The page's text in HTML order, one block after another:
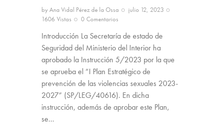
byAna Vidal Pérez de la Ossa
julio 12, 2023
1606 Vistas 0 Comentarios
Introducción La Secretaría de estado de
Seguridad del Ministerio del Interior ha
aprobado la Instrucción 5/2023 por la que
se aprueba el “I Plan Estratégico de
prevención de las violencias sexuales 2023-
2027” (SP/LEG/40616). En dicha
instrucción, además de aprobar este Plan,
se…